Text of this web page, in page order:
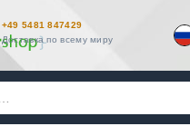
+49 5481 847429
Доставка по всему миру